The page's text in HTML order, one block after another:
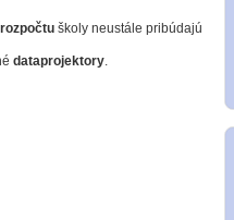
školy neustále pribúdajú
dataprojektory.